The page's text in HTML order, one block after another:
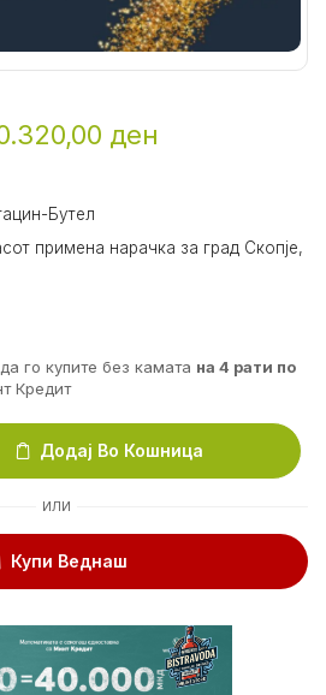
ден
Бутел
примена нарачка за град Скопје,
го купите без камата на 4 рати по
Кредит
Додај Во Кошница
ИЛИ
Купи Веднаш